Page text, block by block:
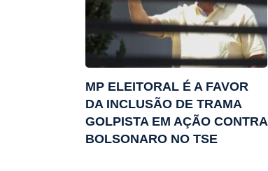
MP ELEITORAL É A FAVOR
DA INCLUSÃO DE TRAMA
GOLPISTA EM AÇÃO CONTRA
BOLSONARO NO TSE